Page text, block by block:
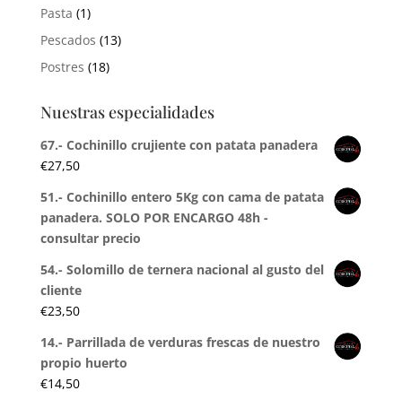
Pasta (1)
Pescados (13)
Postres (18)
Nuestras especialidades
67.- Cochinillo crujiente con patata panadera
€27,50
51.- Cochinillo entero 5Kg con cama de patata
panadera. SOLO POR ENCARGO 48h -
consultar precio
54.- Solomillo de ternera nacional al gusto del
cliente
€23,50
14.- Parrillada de verduras frescas de nuestro
propio huerto
€14,50